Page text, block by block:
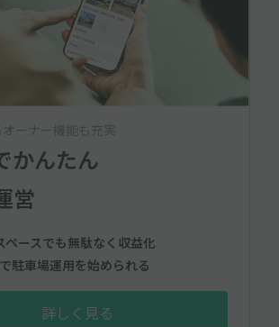
ーナー機能も充実
かんたん
営
ペースでも無駄なく収益化
駐車場運用を始められる
詳しく見る